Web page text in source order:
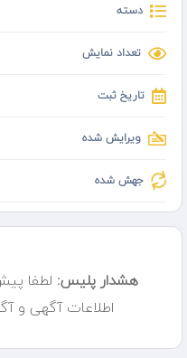
دسته
تعداد نمایش
تاریخ ثبت
ویرایش شده
جهش شده
هشدار پلیس: لطفا
اطلاعات آگهی و